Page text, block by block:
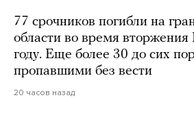
77 срочников погибли на
области во время
году. Еще более 30 до сих
пропавшими без вести
20 часов назад